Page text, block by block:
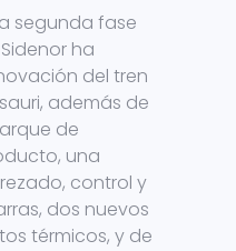
segunda fase
ha
del tren
además de
de
una
control y
dos nuevos
térmicos, y de